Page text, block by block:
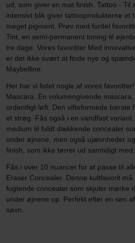
ud, som giver en mat finish. Tattoo - Til
intensivt blik giver tattooprodukterne et
meget pigment. Prøv med fordel
Tint, en semi-permanent toning til
tre dage. Vores favoritter Med
er det ikke svært at finde nye og
Maybelline.
Her har vi listet nogle af vores
Mascara. En volumengivende
ordentligt løft. Den vifteformede børste
et strøg. Fås også i en vandfast
medium til fuldt dækkende concealer
under øjnene, men også ujævnheder
finish, som ikke tørrer ud samtidigt
Fås i over 10 nuancer for at passe til
Eraser Concealer. Denne kultfavorit
fugtende concealer som skjuler mørke
under øjnene op. Perfekt efter en sen
søvn.